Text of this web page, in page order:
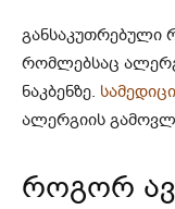
განსაკუთრებული
რომლებსაც
ნაკბენზე.
ალერგიის
როგორ